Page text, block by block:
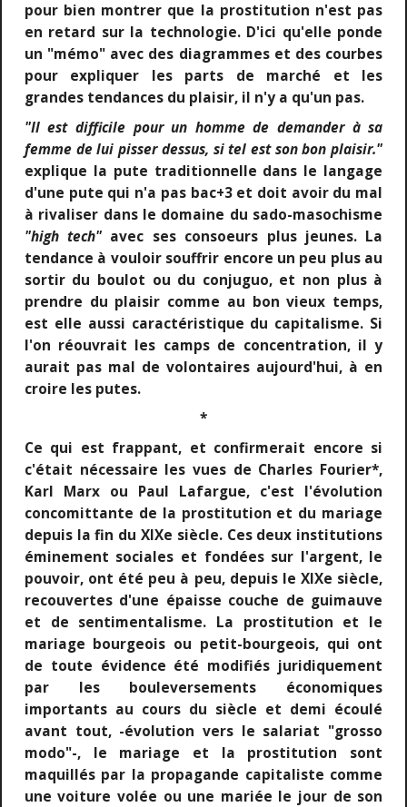
pour bien montrer que la prostitution n'est pas
en retard sur la technologie. D'ici qu'elle ponde
un "mémo" avec des diagrammes et des courbes
pour expliquer les parts de marché et les
grandes tendances du plaisir, il n'y a qu'un pas.
"Il est difficile pour un homme de demander à sa
femme de lui pisser dessus, si tel est son bon plaisir."
explique la pute traditionnelle dans le langage
d'une pute qui n'a pas bac+3 et doit avoir du mal
à rivaliser dans le domaine du sado-masochisme
"high tech" avec ses consoeurs plus jeunes. La
tendance à vouloir souffrir encore un peu plus au
sortir du boulot ou du conjuguo, et non plus à
prendre du plaisir comme au bon vieux temps,
est elle aussi caractéristique du capitalisme. Si
l'on réouvrait les camps de concentration, il y
aurait pas mal de volontaires aujourd'hui, à en
croire les putes.
*
Ce qui est frappant, et confirmerait encore si
c'était nécessaire les vues de Charles Fourier*,
Karl Marx ou Paul Lafargue, c'est l'évolution
concomittante de la prostitution et du mariage
depuis la fin du XIXe siècle. Ces deux institutions
éminement sociales et fondées sur l'argent, le
pouvoir, ont été peu à peu, depuis le XIXe siècle,
recouvertes d'une épaisse couche de guimauve
et de sentimentalisme. La prostitution et le
mariage bourgeois ou petit-bourgeois, qui ont
de toute évidence été modifiés juridiquement
par les bouleversements économiques
importants au cours du siècle et demi écoulé
avant tout, -évolution vers le salariat "grosso
modo"-, le mariage et la prostitution sont
maquillés par la propagande capitaliste comme
une voiture volée ou une mariée le jour de son